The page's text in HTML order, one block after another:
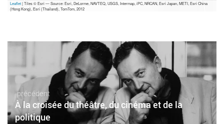
Leaflet| Tiles © Esri — Source: Esri, DeLorme, NAVTEQ, USGS, Intermap, iPC, NRCAN, Esri Japan, METI, Esri China
(Hong Kong), Esri (Thailand), TomTom, 2012
précédent
À la croisée du théâtre, du cinéma et de la
politique